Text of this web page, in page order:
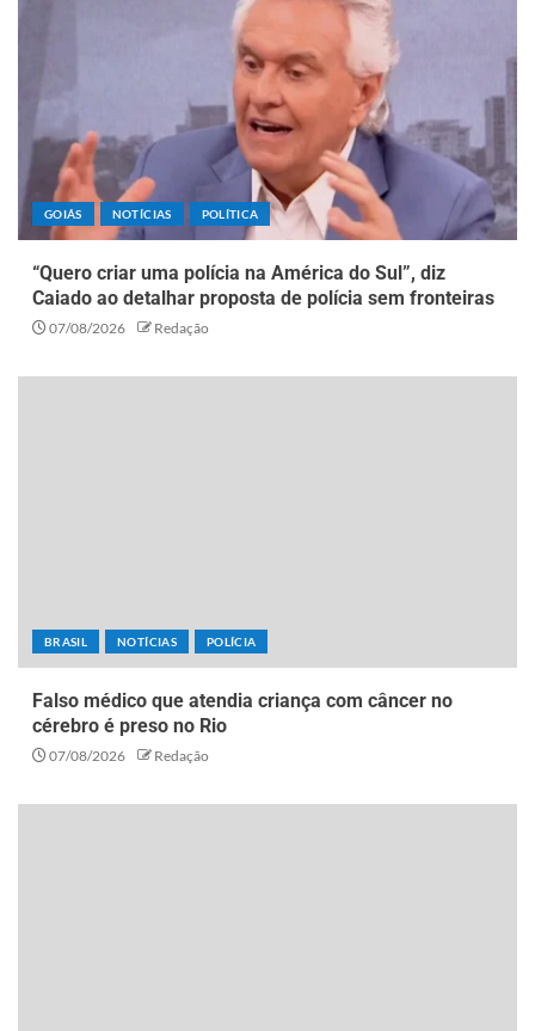
GOIÁS NOTÍCIAS POLÍTICA
“Quero criar uma polícia na América do Sul”, diz
Caiado ao detalhar proposta de polícia sem fronteiras
07/08/2026 Redação
BRASIL NOTÍCIAS POLÍCIA
Falso médico que atendia criança com câncer no
cérebro é preso no Rio
07/08/2026 Redação